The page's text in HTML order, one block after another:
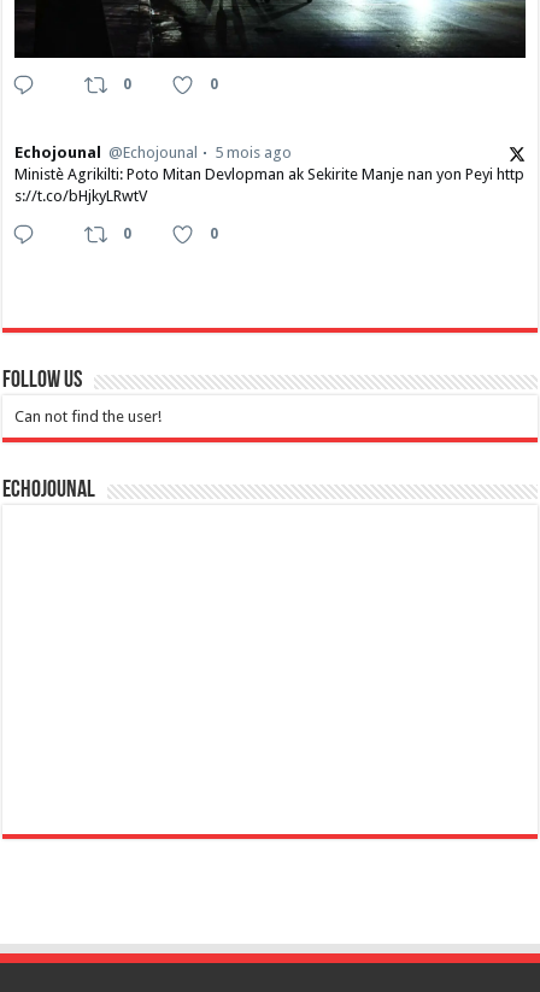
0 0
Echojounal @Echojounal
5 mois ago
Ministè Agrikilti: Poto Mitan Devlopman ak Sekirite Manje nan yon Peyi http
s://t.co/bHjkyLRwtV
0 0
Follow Us
Can not find the user!
Echojounal